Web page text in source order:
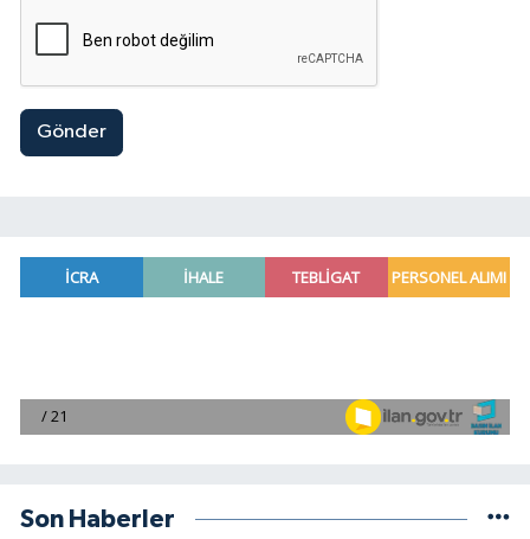
Gönder
Son Haberler